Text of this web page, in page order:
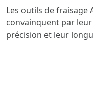
Les outils de fraisage
convainquent par
précision et leur